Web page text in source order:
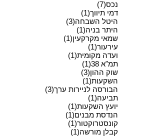
נכס(7)
דמי תיווך(1)
היטל השבחה(3)
היתר בניה(1)
שמאי מקרקעין(1)
עירעור(1)
ועדה מקומית(1)
תמ"א 38(1)
שוק ההון(3)
השקעות(1)
הבורסה לניירות ערך(3)
תביעה(1)
יועץ השקעות(1)
הנדסת מבנים(1)
קונסטרוקטור(1)
קבלן מורשה(1)